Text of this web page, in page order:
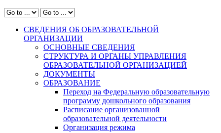
СВЕДЕНИЯ ОБ ОБРАЗОВАТЕЛЬНОЙ
ОРГАНИЗАЦИИ
ОСНОВНЫЕ СВЕДЕНИЯ
СТРУКТУРА И ОРГАНЫ УПРАВЛЕНИЯ
ОБРАЗОВАТЕЛЬНОЙ ОРГАНИЗАЦИЕЙ
ДОКУМЕНТЫ
ОБРАЗОВАНИЕ
Переход на Федеральную образовательную
программу дошкольного образования
Расписание организованной
образовательной деятельности
Организация режима